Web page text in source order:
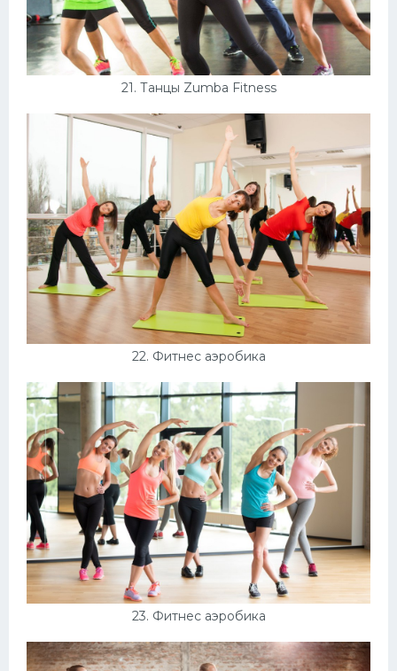
21. Танцы Zumba Fitness
22. Фитнес аэробика
23. Фитнес аэробика